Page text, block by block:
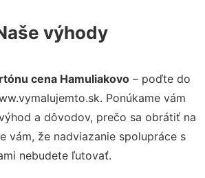
výhody
cena Hamuliakovo– poďte do
Ponúkame vám
a dôvodov, prečo sa obrátiť na
vám, že nadviazanie spolupráce s
nebudete ľutovať.